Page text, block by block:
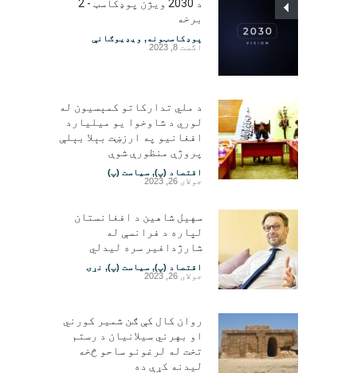
د 2030 ویژن پوډکاسټ - 2
برخه
پوډکاسټونه, ویډیوګانې
اگست 8, 2023
د ملي تدارکاتو کمېسیون له
لوري د شاوخوا یو میلیارد
افغانیو په ارزښت بېلا بېلې
پروژې منظورې شوې
اقتصاد (پ), سیاست (پ)
جولای 26, 2023
سهیل شاهین د افغانستان
لپاره د فرانسې له
شارژدافیر سره لیدلي
اقتصاد (پ), سیاست (پ), نړۍ
جولای 26, 2023
روان کال کې ګن شمیر کورني
او بهرني سیلانیان د رستم
تخت له لرغونو ساحو څخه
لیدنه کړې ده